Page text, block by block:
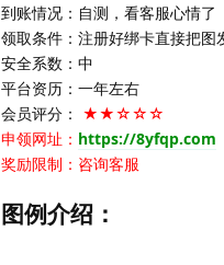
到账情况：自测，看客服心情了
领取条件：注册好绑卡直接把图
安全系数：中
平台资历：一年左右
会员评分： ★★☆☆☆
申领网址： https://8yfqp.com
奖励限制：咨询客服
图例介绍：